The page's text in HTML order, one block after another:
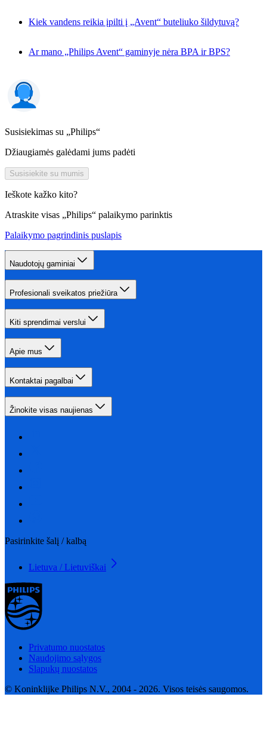
Kiek vandens reikia įpilti į „Avent“ buteliuko šildytuvą?
Ar mano „Philips Avent“ gaminyje nėra BPA ir BPS?
Susisiekimas su „Philips“
Džiaugiamės galėdami jums padėti
Susisiekite su mumis
Ieškote kažko kito?
Atraskite visas „Philips“ palaikymo parinktis
Palaikymo pagrindinis puslapis
Naudotojų gaminiai
Profesionali sveikatos priežiūra
Kiti sprendimai verslui
Apie mus
Kontaktai pagalbai
Žinokite visas naujienas
Pasirinkite šalį / kalbą
Lietuva / Lietuviškai
Privatumo nuostatos
Naudojimo sąlygos
Slapukų nuostatos
© Koninklijke Philips N.V., 2004 - 2026. Visos teisės saugomos.